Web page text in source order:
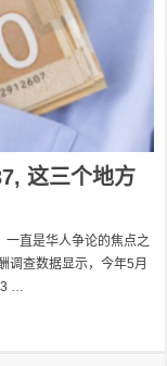
这三个地方
一直是华人争论的焦点之
调查数据显示，今年5月
…